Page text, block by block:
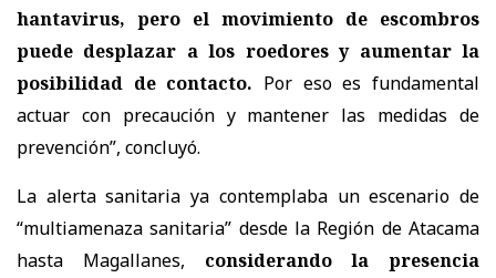
hantavirus, pero el movimiento de escombros
puede desplazar a los roedores y aumentar la
posibilidad de contacto. Por eso es fundamental
actuar con precaución y mantener las medidas de
prevención”, concluyó.
La alerta sanitaria ya contemplaba un escenario de
“multiamenaza sanitaria” desde la Región de Atacama
hasta Magallanes, considerando la presencia